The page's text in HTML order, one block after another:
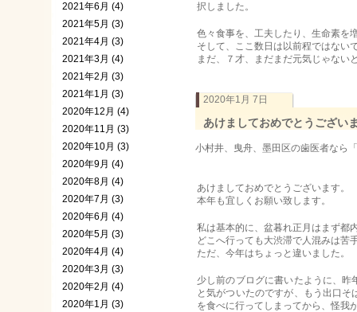
択しました。
色々食事を、工夫したり、生命素を
そして、ここ数日は以前程ではない
まだ、７才、まだまだ元気じゃない
2020年1月 7日
あけましておめでとうござい
小村井、曳舟、墨田区の歯医者なら
あけましておめでとうございます。
本年も宜しくお願い致します。
私は基本的に、盆暮れ正月はまず都
どこへ行っても大渋滞で人混みは苦
ただ、今年はちょっと違いました。
少し前のブログに書いたように、
と気がついたのですが、もう出口
を食べに行ってしまってから、怪我
2021年6月 (4)
2021年5月 (3)
2021年4月 (3)
2021年3月 (4)
2021年2月 (3)
2021年1月 (3)
2020年12月 (4)
2020年11月 (3)
2020年10月 (3)
2020年9月 (4)
2020年8月 (4)
2020年7月 (3)
2020年6月 (4)
2020年5月 (3)
2020年4月 (4)
2020年3月 (3)
2020年2月 (4)
2020年1月 (3)